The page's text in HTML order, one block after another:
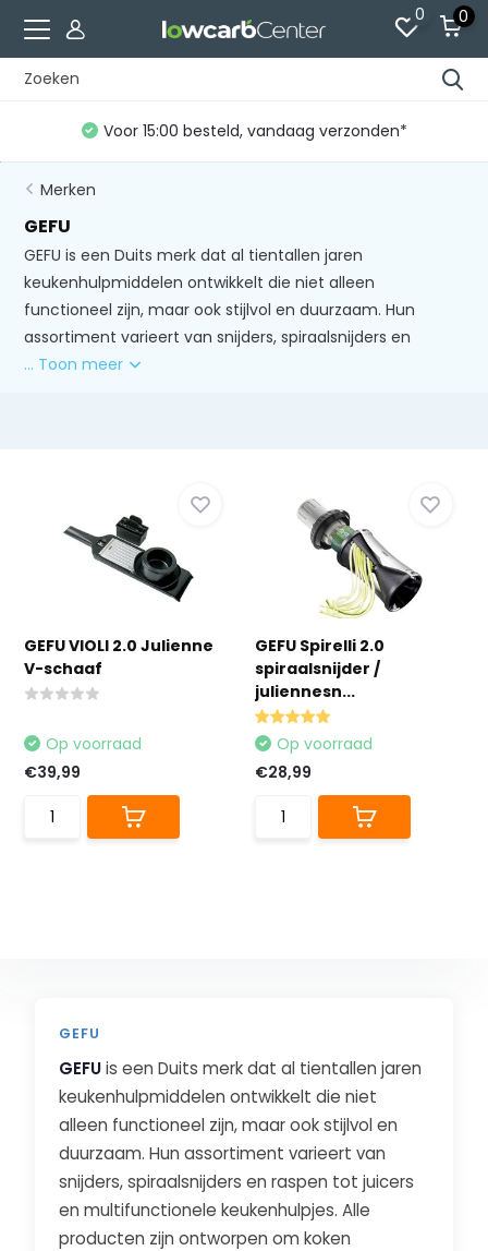
0 0
Voor 15:00 besteld, vandaag verzonden*
Merken
GEFU
GEFU is een Duits merk dat al tientallen jaren
keukenhulpmiddelen ontwikkelt die niet alleen
functioneel zijn, maar ook stijlvol en duurzaam. Hun
assortiment varieert van snijders, spiraalsnijders en
... Toon meer
GEFU VIOLI 2.0 Julienne
V-schaaf
Op voorraad
€39,99
GEFU Spirelli 2.0
spiraalsnijder /
juliennesn...
Op voorraad
€28,99
GEFU
GEFUis een Duits merk dat al tientallen jaren
keukenhulpmiddelen ontwikkelt die niet
alleen functioneel zijn, maar ook stijlvol en
duurzaam. Hun assortiment varieert van
snijders, spiraalsnijders en raspen tot juicers
en multifunctionele keukenhulpjes. Alle
producten zijn ontworpen om koken